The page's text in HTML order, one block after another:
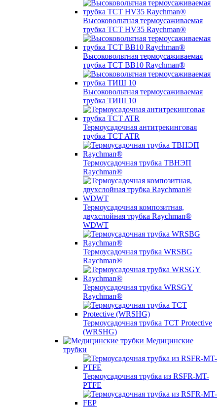
Высоковольтная термоусаживаемая
трубка TCT HV35 Raychman®
Высоковольтная термоусаживаемая
трубка TCT BB10 Raychman®
Высоковольтная термоусаживаемая
трубка ТИШ 10
Термоусадочная антитрекинговая
трубка TCT ATR
Термоусадочная трубка ТВНЭП
Raychman®
Термоусадочная композитная,
двухслойная трубка Raychman®
WDWT
Термоусадочная трубка WRSBG
Raychman®
Термоусадочная трубка WRSGY
Raychman®
Термоусадочная трубка TCT Protective
(WRSHG)
Медицинские
трубки
Термоусадочная трубка из RSFR-MT-
PTFE